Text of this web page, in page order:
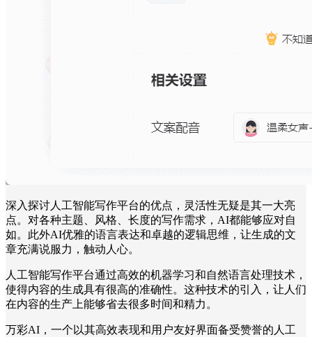
深入探讨人工智能写作平台的优点，灵活性无疑是其一大亮
点。对各种主题、风格、长度的写作需求，AI都能够应对自
如。此外AI优雅的语言表达和卓越的逻辑思维，让生成的文
章充满说服力，触动人心。
人工智能写作平台通过高效的机器学习和自然语言处理技术，
使得内容的生成具有很高的准确性。这种技术的引入，让人们
在内容的生产上能够省去很多时间和精力。
万彩AI，一个以其高效表现和用户友好界面备受赞誉的人工